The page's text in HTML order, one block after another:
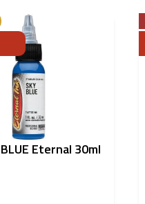
Eternal 30ml